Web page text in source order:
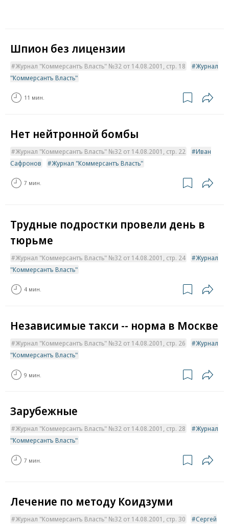
Шпион без лицензии
Журнал "Коммерсантъ Власть" №32 от 14.08.2001, стр. 18
Журнал
"Коммерсантъ Власть"
11 мин.
Нет нейтронной бомбы
Журнал "Коммерсантъ Власть" №32 от 14.08.2001, стр. 22
Иван
Сафронов
Журнал "Коммерсантъ Власть"
7 мин.
Трудные подростки провели день в
тюрьме
Журнал "Коммерсантъ Власть" №32 от 14.08.2001, стр. 24
Журнал
"Коммерсантъ Власть"
4 мин.
Независимые такси -- норма в Москве
Журнал "Коммерсантъ Власть" №32 от 14.08.2001, стр. 26
Журнал
"Коммерсантъ Власть"
9 мин.
Зарубежные
Журнал "Коммерсантъ Власть" №32 от 14.08.2001, стр. 28
Журнал
"Коммерсантъ Власть"
7 мин.
Лечение по методу Коидзуми
Журнал "Коммерсантъ Власть" №32 от 14.08.2001, стр. 30 Сергей